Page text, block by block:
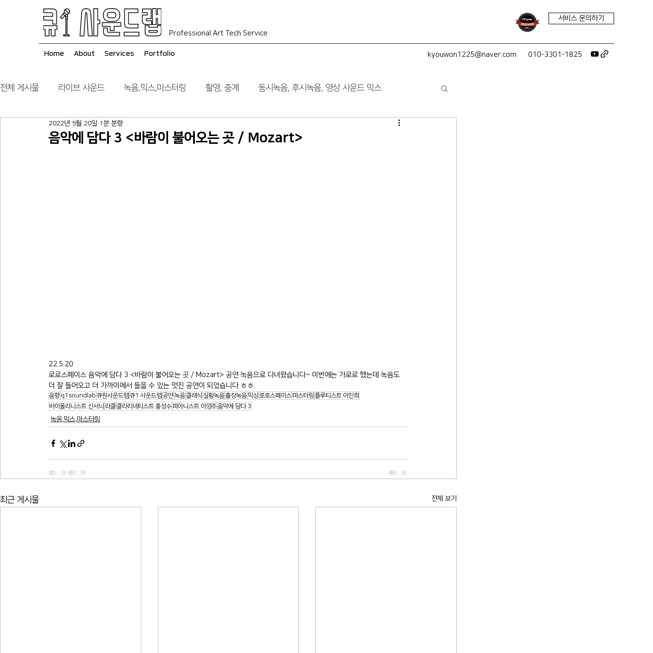
Professional Art Tech Service
서비스 문의하기
Home About Services Portfolio kyouwon1225@naver.com 010-3301-1825
전체 게시물 라이브 사운드 녹음,믹스,마스터링 촬영, 중계 동시녹음, 후시녹음, 영상 사운드 믹스
음향 시스템 컨설팅 시공
음악에 담다 3 <바람이 불어오는 곳 / Mozart>
2022년 5월 20일 1분 분량
22.5.20
로로스페이스 음악에 담다 3 <바람이 불어오는 곳 / Mozart> 공연 녹음으로 다녀왔습니다~ 이번에는 가로로 했는데 녹음도
더 잘 들어오고 더 가까이에서 들을 수 있는 멋진 공연이 되었습니다 ㅎㅎ
음향 q1soundlab 큐원사운드랩큐1 사운드랩공연 녹음클래식 실황녹음출장녹음 믹싱 로로스페이스 마스터링 플루티스트 이민희
바이올리니스트 신서늬 라클클라리네티스트 홍성수피아니스트 이영주음악에 담다 3
녹음,믹스,마스터링
최근 게시물 전체 보기